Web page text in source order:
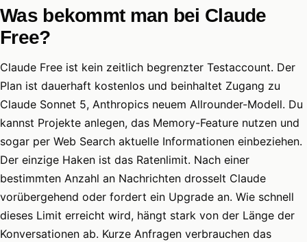
Was bekommt man bei Claude
Free?
Claude Free ist kein zeitlich begrenzter Testaccount. Der
Plan ist dauerhaft kostenlos und beinhaltet Zugang zu
Claude Sonnet 5, Anthropics neuem Allrounder-Modell. Du
kannst Projekte anlegen, das Memory-Feature nutzen und
sogar per Web Search aktuelle Informationen einbeziehen.
Der einzige Haken ist das Ratenlimit. Nach einer
bestimmten Anzahl an Nachrichten drosselt Claude
vorübergehend oder fordert ein Upgrade an. Wie schnell
dieses Limit erreicht wird, hängt stark von der Länge der
Konversationen ab. Kurze Anfragen verbrauchen das